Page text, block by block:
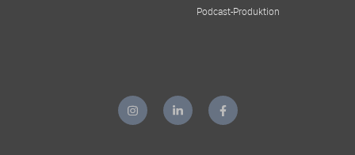
Podcast-Produktion